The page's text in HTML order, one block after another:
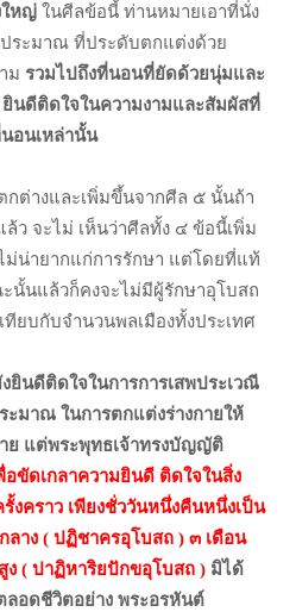
ใหญ่ ในศีลข้อนี้ ท่านหมายเอาที่นั่ง
ระมาณ ที่ประดับตกแต่งด้วย
ามรวมไปถึงที่นอนที่ยัดด้วยนุ่มและ
นดีติดใจในความงามและสัมผัสที่
อนเหล่านั้น
ต่างและเพิ่มขึ้นจากศีล ๕ นั้นถ้า
ว จะไม่ เห็นว่าศีลทั้ง ๔ ข้อนี้เพิ่ม
ม่น่ายากแก่การรักษา แต่โดยที่แท้
นั้นแล้วก็คงจะไม่มีผู้รักษาอุโบสถ
ทียบกับจำนวนพลเมืองทั้งประเทศ
นดีติดใจในการการเสพประเวณี
ะมาณ ในการตกแต่งร่างกายให้
ย แต่พระพุทธเจ้าทรงบัญญัติ
ขัดเกลาความยินดี ติดใจในสิ่ง
งคราว เพียงชั่ววันหนึ่งคืนหนึ่งเป็น
ลาง ( ปฏิชาครอุโบสถ ) ๓ เดือน
ง ( ปาฏิหาริยปักขอุโบสถ ) มิได้
อดชีวิตอย่าง พระอรหันต์